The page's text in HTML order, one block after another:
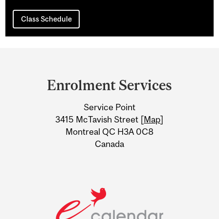
Class Schedule
Information
Enrolment Services
Service Point
3415 McTavish Street [Map]
Montreal QC H3A 0C8
Canada